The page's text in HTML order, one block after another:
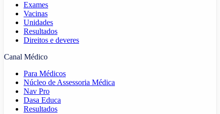
Exames
Vacinas
Unidades
Resultados
Direitos e deveres
Canal Médico
Para Médicos
Núcleo de Assessoria Médica
Nav Pro
Dasa Educa
Resultados